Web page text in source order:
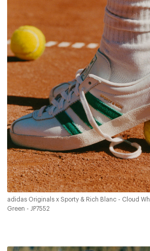
adidas Originals x Sporty & Rich Blanc - Cloud
Green - JP7552